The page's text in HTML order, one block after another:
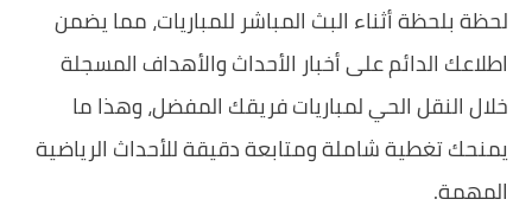
لحظة بلحظة أثناء البث المباشر للمباريات، مما يضمن
اطلاعك الدائم على أخبار الأحداث والأهداف المسجلة
خلال النقل الحي لمباريات فريقك المفضل، وهذا ما
يمنحك تغطية شاملة ومتابعة دقيقة للأحداث الرياضية
المهمة.